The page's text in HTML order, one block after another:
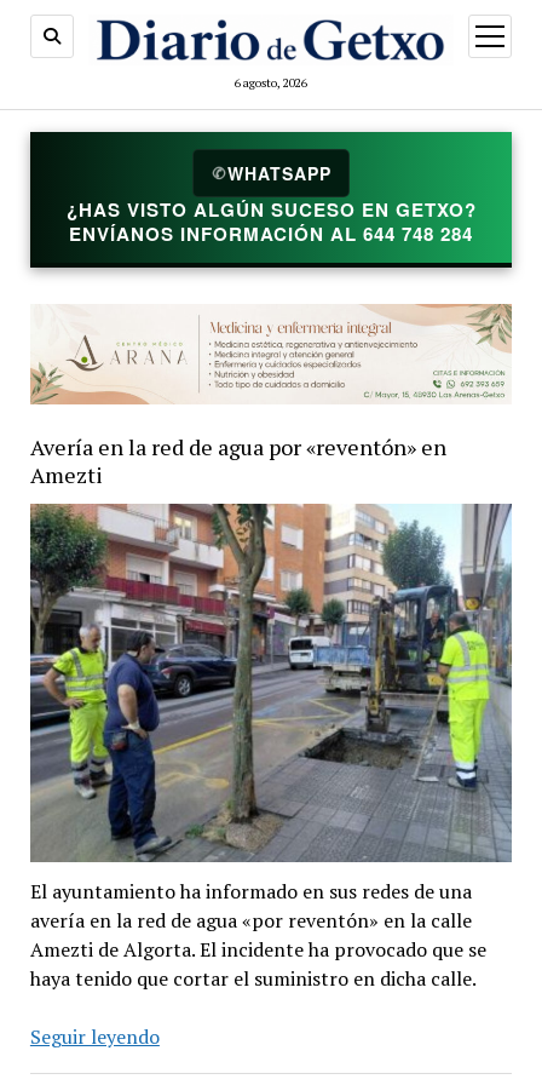
6 agosto, 2026
abrir
menú
✆WHATSAPP
¿HAS VISTO ALGÚN SUCESO EN GETXO?
ENVÍANOS INFORMACIÓN AL 644 748 284
Avería en la red de agua por «reventón» en
Amezti
El ayuntamiento ha informado en sus redes de una
avería en la red de agua «por reventón» en la calle
Amezti de Algorta. El incidente ha provocado que se
haya tenido que cortar el suministro en dicha calle.
Seguir leyendoAvería